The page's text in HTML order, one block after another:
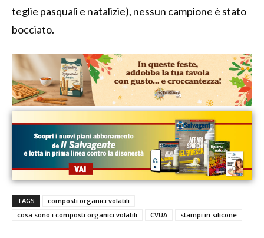
teglie pasquali e natalizie), nessun campione è stato
bocciato.
TAGS
composti organici volatili
cosa sono i composti organici volatili
CVUA stampi in silicone